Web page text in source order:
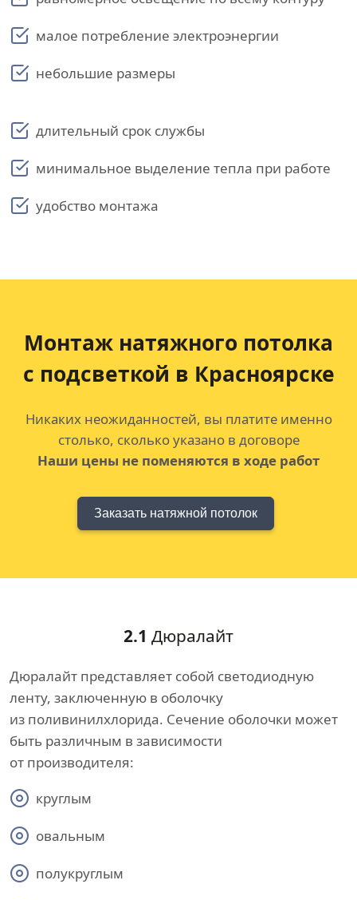
малое потребление электроэнергии
небольшие размеры
длительный срок службы
минимальное выделение тепла при работе
удобство монтажа
Монтаж натяжного потолка
с подсветкой в Красноярске
Никаких неожиданностей, вы платите именно
столько, сколько указано в договоре
Наши цены не поменяются в ходе работ
Заказать натяжной потолок
2.1 Дюралайт
Дюралайт представляет собой светодиодную
ленту, заключенную в оболочку
из поливинилхлорида. Сечение оболочки может
быть различным в зависимости
от производителя:
круглым
овальным
полукруглым